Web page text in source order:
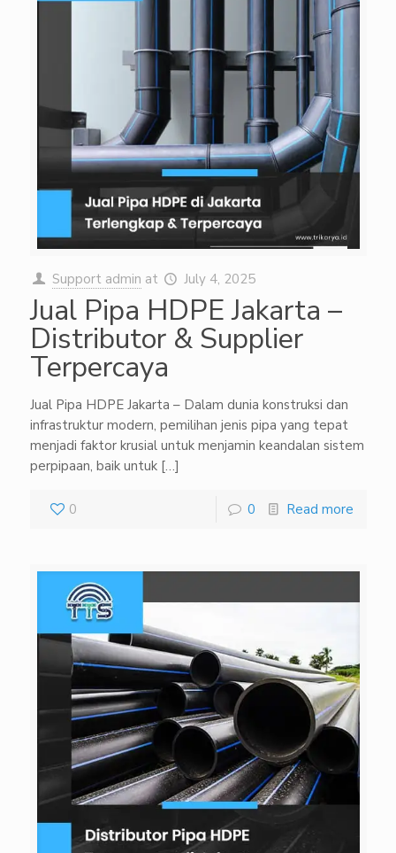
Support admin at July 4, 2025
Jual Pipa HDPE Jakarta –
Distributor & Supplier
Terpercaya
Jual Pipa HDPE Jakarta – Dalam dunia konstruksi dan
infrastruktur modern, pemilihan jenis pipa yang tepat
menjadi faktor krusial untuk menjamin keandalan sistem
perpipaan, baik untuk[…]
0 0 Read more